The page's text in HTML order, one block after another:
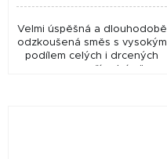
Velmi úspěšná a dlouhodobě
odzkoušená směs s vysokým
podílem celých i drcených
semen, s přírodním "